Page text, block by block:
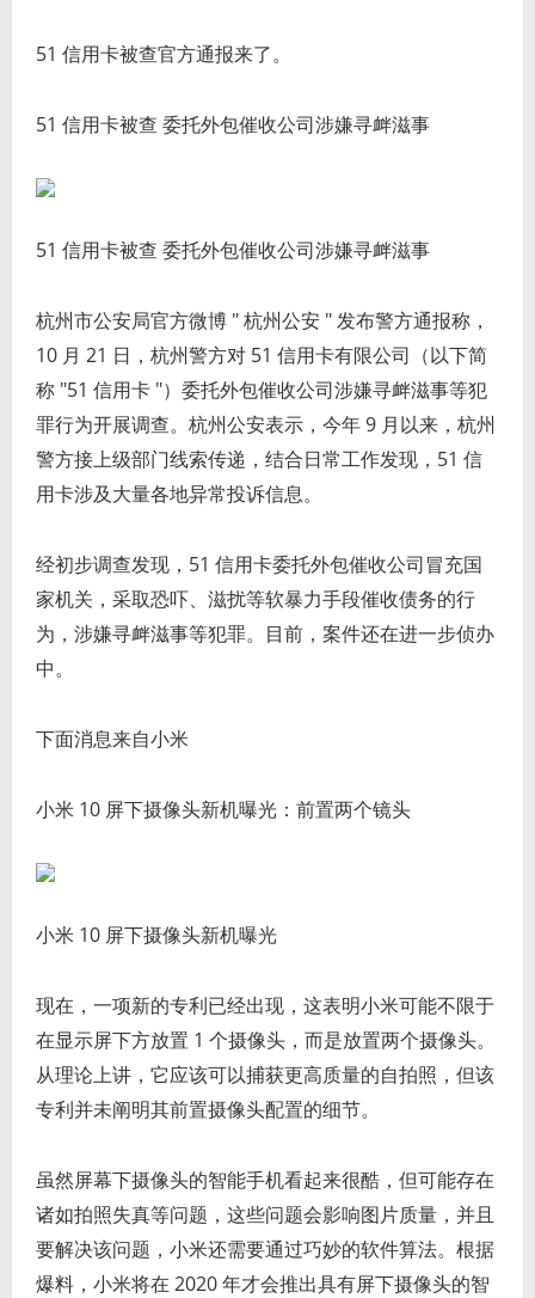
51 信用卡被查官方通报来了。
51 信用卡被查 委托外包催收公司涉嫌寻衅滋事
51 信用卡被查 委托外包催收公司涉嫌寻衅滋事
杭州市公安局官方微博 " 杭州公安 " 发布警方通报称，
10 月 21 日，杭州警方对 51 信用卡有限公司（以下简
称 "51 信用卡 "）委托外包催收公司涉嫌寻衅滋事等犯
罪行为开展调查。杭州公安表示，今年 9 月以来，杭州
警方接上级部门线索传递，结合日常工作发现，51 信
用卡涉及大量各地异常投诉信息。
经初步调查发现，51 信用卡委托外包催收公司冒充国
家机关，采取恐吓、滋扰等软暴力手段催收债务的行
为，涉嫌寻衅滋事等犯罪。目前，案件还在进一步侦办
中。
下面消息来自小米
小米 10 屏下摄像头新机曝光：前置两个镜头
小米 10 屏下摄像头新机曝光
现在，一项新的专利已经出现，这表明小米可能不限于
在显示屏下方放置 1 个摄像头，而是放置两个摄像头。
从理论上讲，它应该可以捕获更高质量的自拍照，但该
专利并未阐明其前置摄像头配置的细节。
虽然屏幕下摄像头的智能手机看起来很酷，但可能存在
诸如拍照失真等问题，这些问题会影响图片质量，并且
要解决该问题，小米还需要通过巧妙的软件算法。根据
爆料，小米将在 2020 年才会推出具有屏下摄像头的智